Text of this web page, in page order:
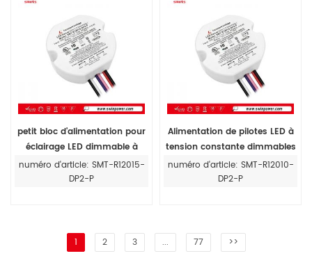
petit bloc d'alimentation pour
éclairage LED dimmable à
tension constante de 15 W
avec boîtier en plastique
numéro d'article: SMT-R12015-
DP2-P
Alimentation de pilotes LED à
tension constante dimmables
DALI-2 de forme ronde pour
éclairage LED
numéro d'article: SMT-R12010-
DP2-P
1 2 3 ... 77 >>